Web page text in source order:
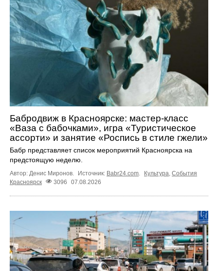
Бабродвиж в Красноярске: мастер-класс
«Ваза с бабочками», игра «Туристическое
ассорти» и занятие «Роспись в стиле гжели»
Бабр представляет список мероприятий Красноярска на
предстоящую неделю.
Автор: Денис Миронов. Источник: Babr24.com. Культура, События
Красноярск
3096 07.08.2026